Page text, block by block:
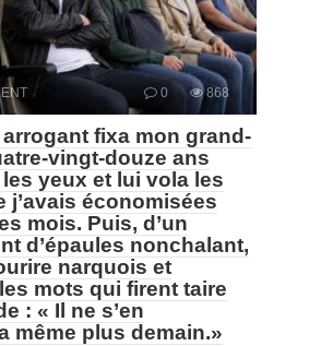
0 868
arrogant fixa mon grand-
vingt-douze ans
yeux et lui vola les
j’avais économisées
mois. Puis, d’un
d’épaules nonchalant,
narquois et
mots qui firent taire
: « Il ne s’en
même plus demain.»